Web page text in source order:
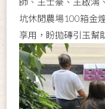
坑休閒農場100箱金
享用，盼拋磚引玉幫